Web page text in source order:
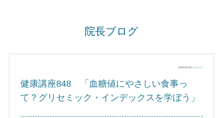
院長ブログ
2025.04.02 |お知らせ
健康講座848 「血糖値にやさしい食事っ
て？グリセミック・インデックスを学ぼう」